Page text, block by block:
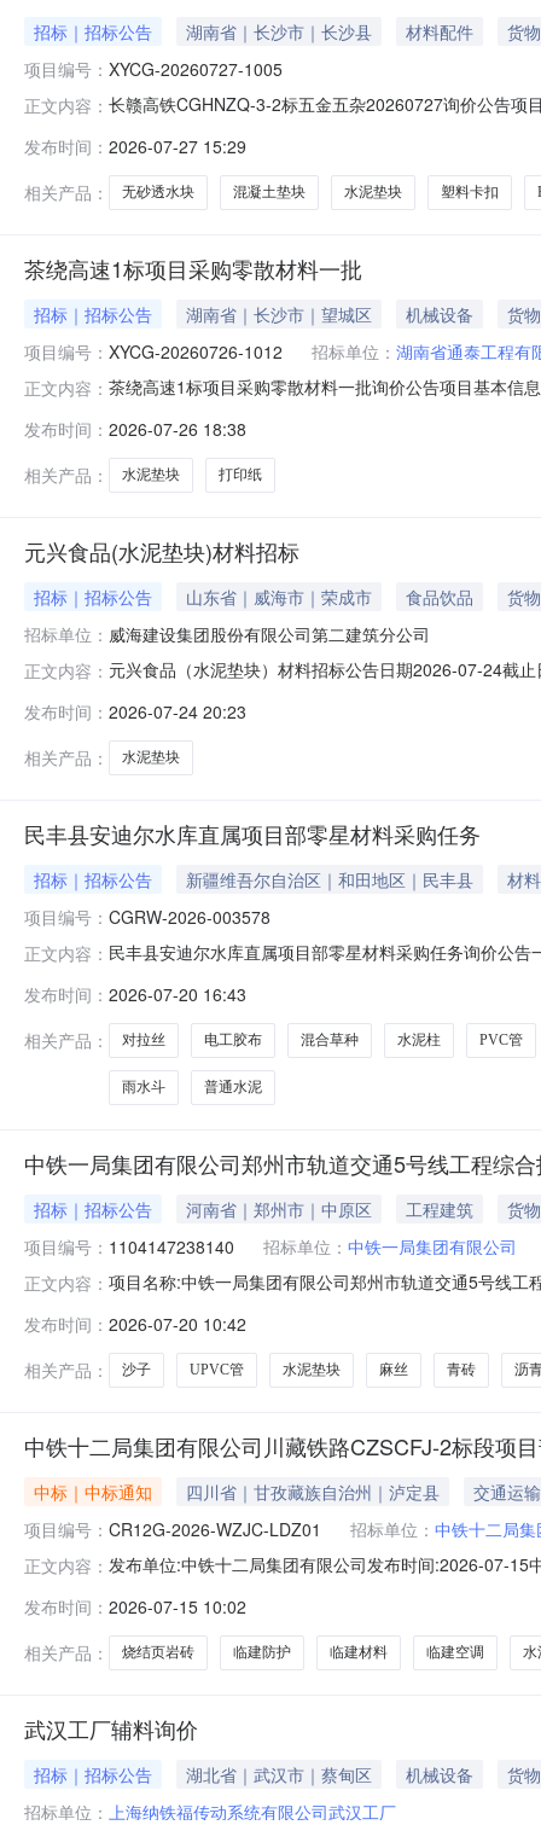
招标｜招标公告 湖南省｜长沙市｜长沙县 材料配件
货物
项目编号： XYCG-20260727-1005
正文内容： 长赣高铁CGHNZQ-3-2标五金五杂20260727询价公告项
07-2714:56:21竞价截止时间2026-08-0100:00:00报价查
发布时间： 2026-07-27 15:29
相关产品：
无砂透水块 混凝土垫块 水泥垫块 塑料卡扣
茶绕高速1标项目采购零散材料一批
招标｜招标公告 湖南省｜长沙市｜望城区 机械设备
货物
项目编号： XYCG-20260726-1012 招标单位： 湖南省通泰工程有
正文内容： 茶绕高速1标项目采购零散材料一批询价公告项目基本信
止时间2026-07-2918:00:00报价查看方式不公开是否可
发布时间： 2026-07-26 18:38
相关产品：
水泥垫块 打印纸
元兴食品(水泥垫块)材料招标
招标｜招标公告 山东省｜威海市｜荣成市 食品饮品
货物
招标单位： 威海建设集团股份有限公司第二建筑分公司
正文内容： 元兴食品（水泥垫块）材料招标公告日期2026-07-24截
水泥支撑550个10,000.00履约阶段#履约阶段1每月25日
发布时间： 2026-07-24 20:23
相关产品：
水泥垫块
民丰县安迪尔水库直属项目部零星材料采购任务
招标｜招标公告 新疆维吾尔自治区｜和田地区｜民丰县
材
项目编号： CGRW-2026-003578
正文内容： 民丰县安迪尔水库直属项目部零星材料采购任务询价公
2*0.1*0.1m根125.PVC管DN110根126.雨水斗DN100，
发布时间： 2026-07-20 16:43
相关产品：
对拉丝 电工胶布 混合草种 水泥柱 PVC管
雨水斗 普通水泥
中铁一局集团有限公司郑州市轨道交通5号线工程综
招标｜招标公告 河南省｜郑州市｜中原区 工程建筑
货物
项目编号： 1104147238140 招标单位： 中铁一局集团有限公司
正文内容： 项目名称:中铁一局集团有限公司郑州市轨道交通5号线
箱:526****13@qq.com监督方联系人:李*监督方联系电话
发布时间： 2026-07-20 10:42
相关产品：
沙子 UPVC管 水泥垫块 麻丝 青砖 沥
中铁十二局集团有限公司川藏铁路CZSCFJ-2标段项
中标｜中标通知 四川省｜甘孜藏族自治州｜泸定县
交通运输
项目编号： CR12G-2026-WZJC-LDZ01 招标单位： 中铁十二局
正文内容： 发布单位:中铁十二局集团有限公司发布时间:2026-07-
有限公司LDZ-03临建防护闫鹏飞15949487990重庆市梓
发布时间： 2026-07-15 10:02
相关产品：
烧结页岩砖 临建防护 临建材料 临建空调 水
武汉工厂辅料询价
招标｜招标公告 湖北省｜武汉市｜蔡甸区 机械设备
货物
招标单位： 上海纳铁福传动系统有限公司武汉工厂